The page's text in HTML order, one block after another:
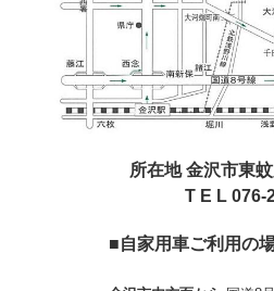
所在地 金沢市東
T E L 076-
■自家用車ご利用の